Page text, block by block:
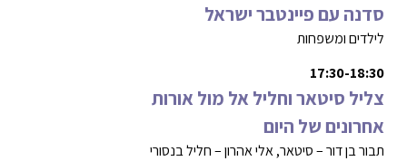
סדנה עם פיינטבר ישראל
לילדים ומשפחות
17:30-18:30
צליל סיטאר וחליל אל מול אורות
אחרונים של היום
תבור בן דור – סיטאר, אלי אהרון – חליל בנסורי